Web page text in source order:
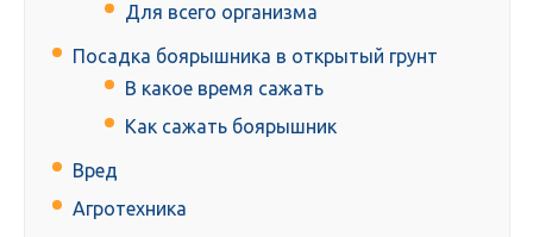
Для всего организма
Посадка боярышника в открытый грунт
В какое время сажать
Как сажать боярышник
Вред
Агротехника